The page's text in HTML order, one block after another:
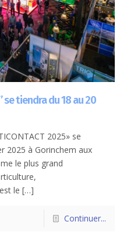
se tiendra du 18 au 20
2025» se
2025 à Gorinchem aux
le plus grand
le […]
Continuer...